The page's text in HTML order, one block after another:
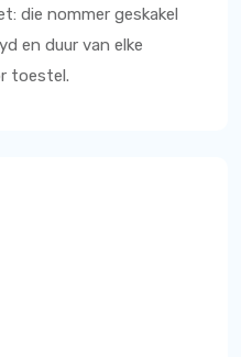
die nommer geskakel
en duur van elke
toestel.